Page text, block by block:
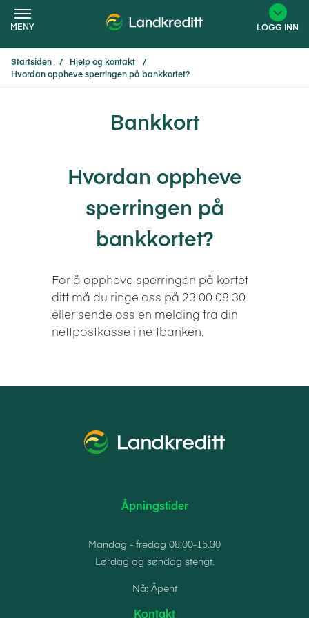
MENY LOGG INN
Startsiden
Hjelp og kontakt
Hvordan oppheve sperringen på bankkortet?
Bankkort
Hvordan oppheve
sperringen på
bankkortet?
For å oppheve sperringen på kortet
ditt må du ringe oss på 23 00 08 30
eller sende oss en melding fra din
nettpostkasse i nettbanken.
Åpningstider
Mandag - fredag 08.00-15.30
Lørdag og søndag stengt.
Nå: Åpent
Kontakt